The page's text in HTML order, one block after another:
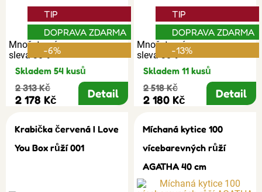
Množstevní
sleva 30%
TIP
DOPRAVA ZDARMA
-6%
Skladem 54 kusů
2 313 Kč
2 178 Kč Detail
Množstevní
sleva 30%
TIP
DOPRAVA ZDARMA
-13%
Skladem 11 kusů
2 518 Kč
2 180 Kč Detail
Krabička červená I Love
You Box růží 001
Míchaná kytice 100
vícebarevných růží
AGATHA 40 cm